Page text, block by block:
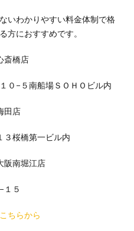
いわかりやすい料金体制で格
方におすすめです。
斎橋店
０−５南船場ＳＯＨＯビル内
田店
３桜橋第一ビル内
阪南堀江店
１５
ちらから